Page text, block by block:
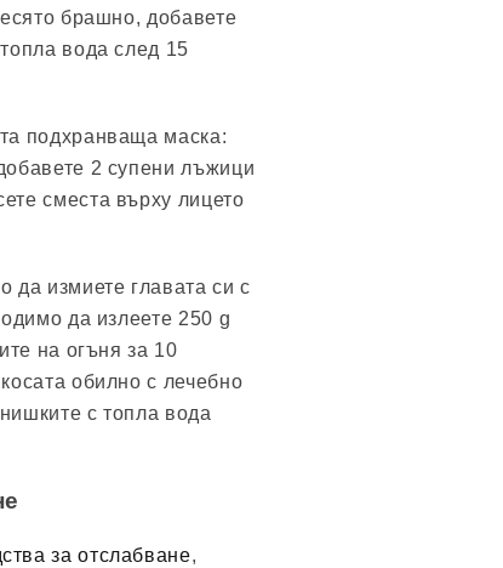
брашно, добавете
вода след 15
подхранваща маска:
2 супени лъжици
сместа върху лицето
да измиете главата си с
да излеете 250 g
на огъня за 10
обилно с лечебно
с топла вода
за отслабване,